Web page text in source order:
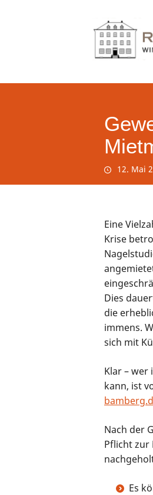
12. Mai
Eine
Krise
Dies
die
immens.
sich mit
Klar – wer
kann, ist
Nach der
Pflicht zur
Es